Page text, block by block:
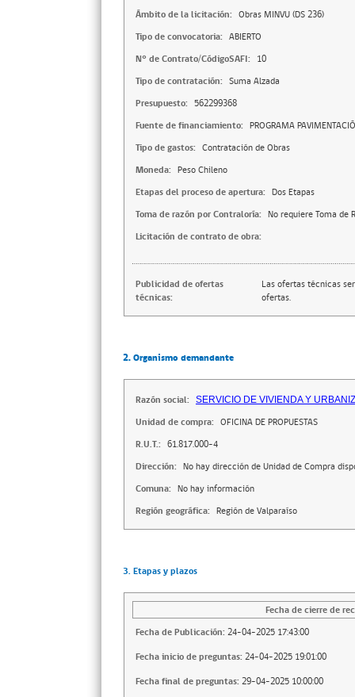
Ámbito de la licitación: Obras MINVU (DS 236)
Tipo de convocatoria: ABIERTO
N° de Contrato/CódigoSAFI: 10
Tipo de contratación: Suma Alzada
Presupuesto: 562299368
Fuente de financiamiento: PROGRAMA
Tipo de gastos: Contratación de Obras
Moneda: Peso Chileno
Etapas del proceso de apertura: Dos Etapas
Toma de razón por Contraloría: No requiere Toma de
Licitación de contrato de obra:
Publicidad de ofertas
técnicas:
Las ofertas técnicas
ofertas.
2. Organismo demandante
Razón social: SERVICIO DE VIVIENDA Y
Unidad de compra: OFICINA DE PROPUESTAS
R.U.T.: 61.817.000-4
Dirección: No hay dirección de Unidad de Compra
Comuna: No hay información
Región geográfica: Región de Valparaíso
3. Etapas y plazos
Fecha de cierre de
Fecha de Publicación: 24-04-2025 17:43:00
Fecha inicio de preguntas: 24-04-2025 19:01:00
Fecha final de preguntas: 29-04-2025 10:00:00